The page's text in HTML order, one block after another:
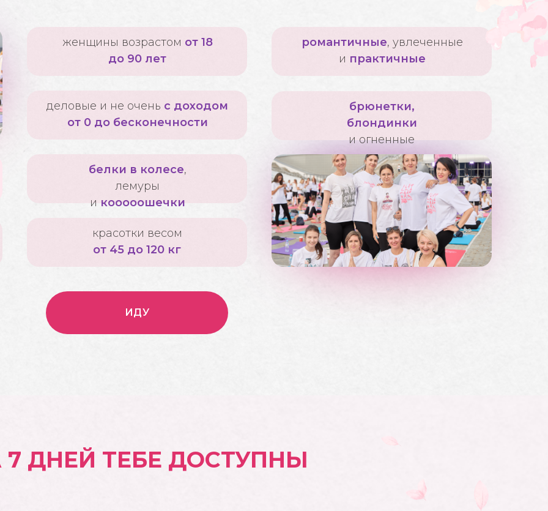
женщины возрастом от 18
до 90 лет
романтичные, увлеченные
и практичные
белки в колесе,
лемуры
и кооооошечки
красотки весом
от 45 до 120 кг
деловые и не очень с доходом
от 0 до бесконечности
брюнетки,
блондинки
и огненные
ИДУ
7 ДНЕЙ ТЕБЕ ДОСТУПНЫ